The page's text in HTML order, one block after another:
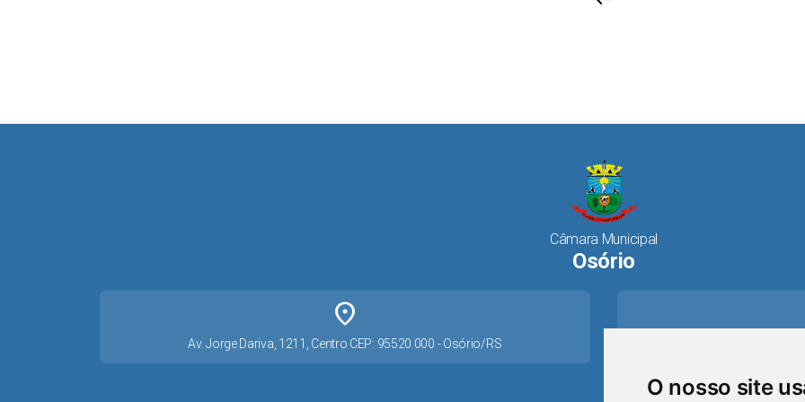
O nosso site
Câmara Municipal
Osório
place
Av. Jorge Dariva, 1211, Centro CEP: 95520.000 - Osório/RS